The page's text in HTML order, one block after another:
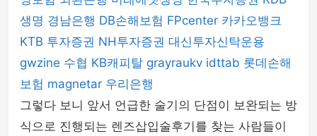
생명 경남은행 DB손해보험 FPcenter 카카오뱅크
KTB 투자증권 NH투자증권 대신투자신탁운용
gwzine 수협 KB캐피탈 grayraukv idttab 롯데손해
보험 magnetar 우리은행
그렇다 보니 앞서 언급한 술기의 단점이 보완되는 방
식으로 진행되는 렌즈삽입술후기를 찾는 사람들이